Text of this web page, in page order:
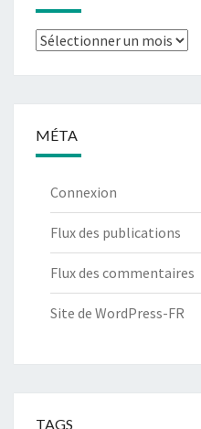
Archives
MÉTA
Connexion
Flux des publications
Flux des commentaires
Site de WordPress-FR
TAGS